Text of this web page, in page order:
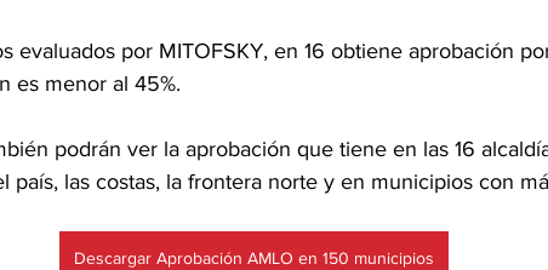
evaluados por MITOFSKY, en 16 obtiene aprobación
es menor al 45%.
podrán ver la aprobación que tiene en las 16
país, las costas, la frontera norte y en municipios con
Descargar Aprobación AMLO en 150 municipios